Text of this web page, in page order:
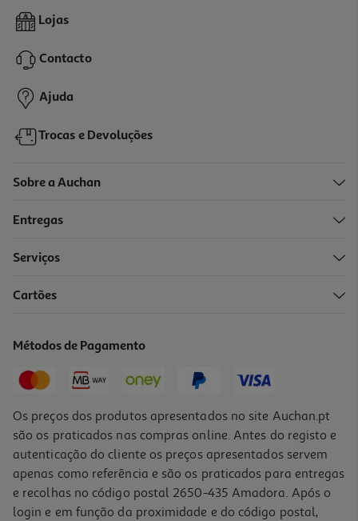
Champô Lola Bossa 500ml
Price reduced from
16,43 €to
13,14 €
Lojas
Contacto
Ajuda
Trocas e Devoluções
Sobre a Auchan
Entregas
Serviços
Cartões
Métodos de Pagamento
Os preços dos produtos apresentados no site Auchan.pt
são os praticados nas compras online. Antes do registo e
autenticação do cliente os preços apresentados servem
apenas como referência e são os praticados para entregas
e recolhas no código postal 2650-435 Amadora. Após o
login e em função da proximidade e do código postal,